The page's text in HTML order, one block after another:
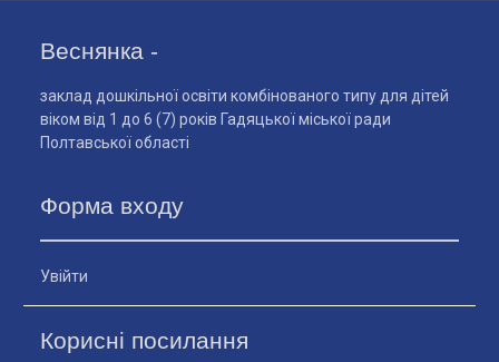
Веснянка -
заклад дошкільної освіти комбінованого типу для дітей
віком від 1 до 6 (7) років Гадяцької міської ради
Полтавської області
Форма входу
Увійти
Корисні посилання